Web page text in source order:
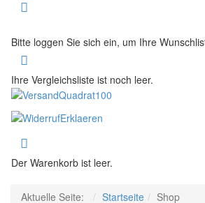
Bitte loggen Sie sich ein, um Ihre
Ihre Vergleichsliste ist noch leer.
Der Warenkorb ist leer.
Aktuelle Seite: Startseite Shop